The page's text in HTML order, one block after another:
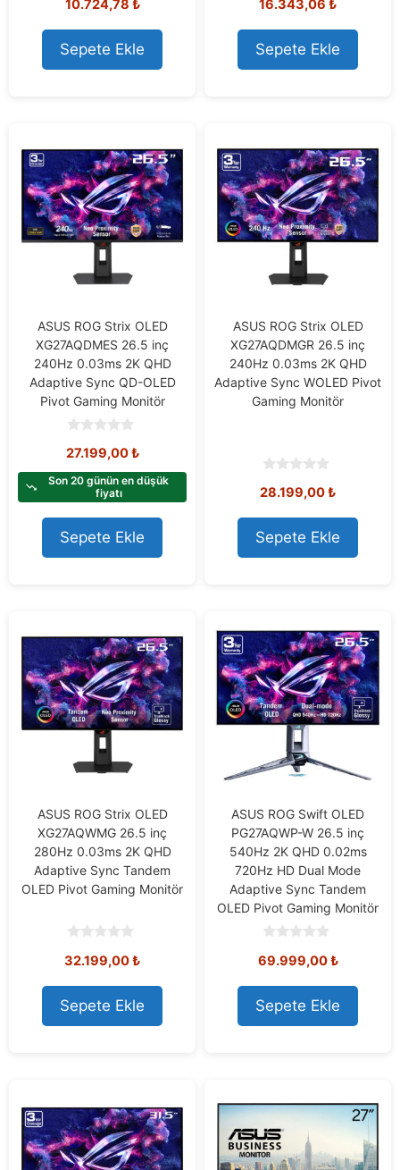
o
t
o
f
5
10.724,78 ₺
Sepete Ekle
o
t
o
f
5
16.343,06 ₺
Sepete Ekle
ASUS ROG Strix OLED
XG27AQDMES 26.5 inç
240Hz 0.03ms 2K QHD
Adaptive Sync QD-OLED
Pivot Gaming Monitör
o
t
f
5
27.199,00₺
Son 20 günün en düşük
fiyatı
Sepete Ekle
ASUS ROG Strix OLED
XG27AQDMGR 26.5 inç
240Hz 0.03ms 2K QHD
Adaptive Sync WOLED Pivot
Gaming Monitör
o
t
o
f
5
28.199,00₺
Sepete Ekle
ASUS ROG Strix OLED
XG27AQWMG 26.5 inç
280Hz 0.03ms 2K QHD
Adaptive Sync Tandem
OLED Pivot Gaming Monitör
o
t
o
f
5
32.199,00₺
Sepete Ekle
ASUS ROG Swift OLED
PG27AQWP-W 26.5 inç
540Hz 2K QHD 0.02ms
720Hz HD Dual Mode
Adaptive Sync Tandem
OLED Pivot Gaming Monitör
o
t
o
f
5
69.999,00₺
Sepete Ekle